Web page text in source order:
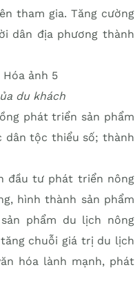
tham gia. Tăng cường
dân địa phương thành
du khách
phát triển sản phẩm
dân tộc thiểu số; thành
đầu tư phát triển nông
hình thành sản phẩm
phẩm du lịch nông
chuỗi giá trị du lịch
hóa lành mạnh, phát